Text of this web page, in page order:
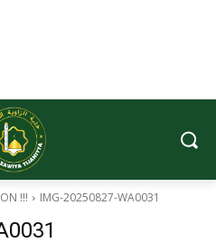
!!! IMG-20250827-WA0031